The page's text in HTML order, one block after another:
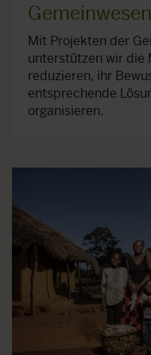
Mit Projekten der
unterstützen wir die
reduzieren, ihr
entsprechende
organisieren.